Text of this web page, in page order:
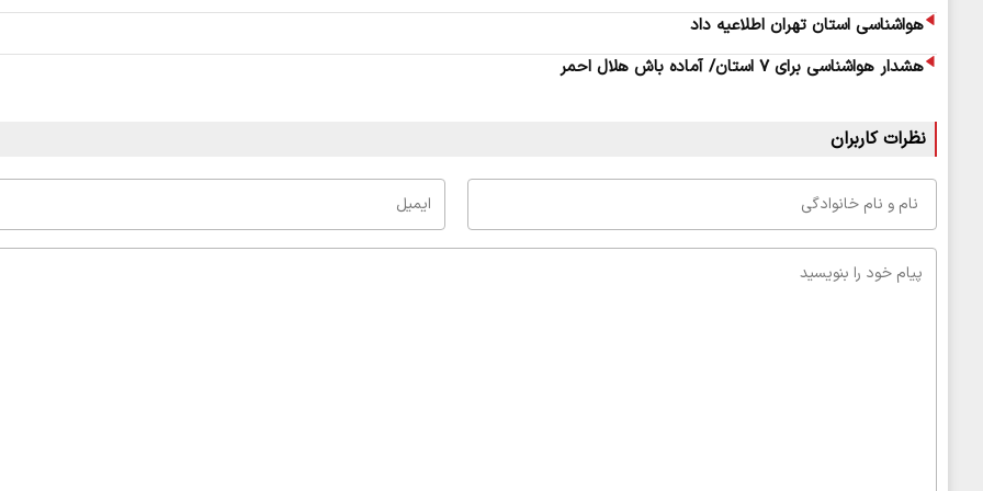
هواشناسی استان تهران اطلاعیه داد
هشدار هواشناسی برای ۷ استان/ آماده باش هلال احمر
نظرات کاربران